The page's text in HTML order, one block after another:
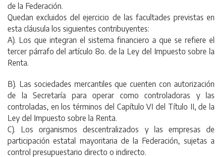
de la Federación.
Quedan excluidos del ejercicio de las facultades previstas en
esta cláusula los siguientes contribuyentes:
A). Los que integran el sistema financiero a que se refiere el
tercer párrafo del artículo 8o. de la Ley del Impuesto sobre la
Renta.
B). Las sociedades mercantiles que cuenten con autorización
de la Secretaría para operar como controladoras y las
controladas, en los términos del Capítulo VI del Título II, de la
Ley del Impuesto sobre la Renta.
C). Los organismos descentralizados y las empresas de
participación estatal mayoritaria de la Federación, sujetas a
control presupuestario directo o indirecto.